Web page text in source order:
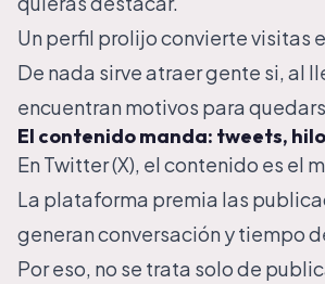
Un perfil prolijo convierte visitas
De nada sirve atraer gente si, al
encuentran motivos para
El contenido manda: tweets,
En Twitter (X), el contenido es el
La plataforma premia las
generan conversación y tiempo
Por eso, no se trata solo de